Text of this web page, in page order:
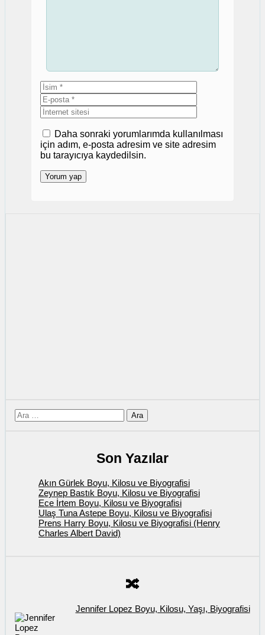
İsim
posta
sitesi
Daha sonraki yorumlarımda kullanılması
için adım, e-posta adresim ve site adresim
bu tarayıcıya kaydedilsin.
için
ara
Son Yazılar
Akın Gürlek Boyu, Kilosu ve Biyografisi
Zeynep Bastık Boyu, Kilosu ve Biyografisi
Ece İrtem Boyu, Kilosu ve Biyografisi
Ulaş Tuna Astepe Boyu, Kilosu ve Biyografisi
Prens Harry Boyu, Kilosu ve Biyografisi (Henry
Charles Albert David)
🔀
Jennifer Lopez Boyu, Kilosu, Yaşı, Biyografisi